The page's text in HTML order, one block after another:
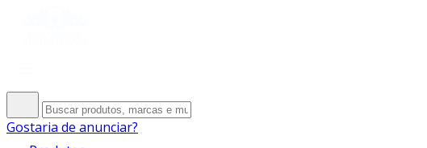
Gostaria de anunciar?